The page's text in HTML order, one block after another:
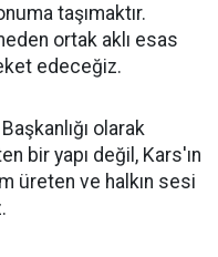
taşımaktır.
ortak aklı esas
edeceğiz.
olarak
bir yapı değil, Kars'ın
üreten ve halkın sesi